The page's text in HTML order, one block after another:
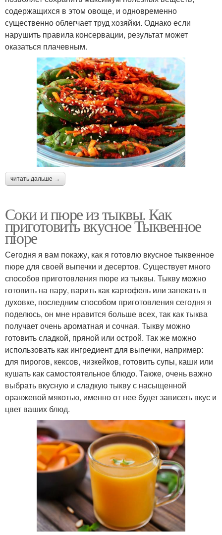
содержащихся в этом овоще, и одновременно
существенно облегчает труд хозяйки. Однако если
нарушить правила консервации, результат может
оказаться плачевным.
читать дальше →
Соки и пюре из тыквы. Как
приготовить вкусное Тыквенное
пюре
Сегодня я вам покажу, как я готовлю вкусное тыквенное
пюре для своей выпечки и десертов. Существует много
способов приготовления пюре из тыквы. Тыкву можно
готовить на пару, варить как картофель или запекать в
духовке, последним способом приготовления сегодня я
поделюсь, он мне нравится больше всех, так как тыква
получает очень ароматная и сочная. Тыкву можно
готовить сладкой, пряной или острой. Так же можно
использовать как ингредиент для выпечки, например:
для пирогов, кексов, чизкейков, готовить супы, каши или
кушать как самостоятельное блюдо. Также, очень важно
выбрать вкусную и сладкую тыкву с насыщенной
оранжевой мякотью, именно от нее будет зависеть вкус и
цвет ваших блюд.